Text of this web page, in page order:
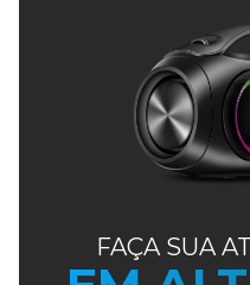
FAÇA SUA